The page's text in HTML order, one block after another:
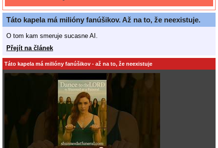
Táto kapela má milióny fanúšikov. Až na to, že neexistuje.
O tom kam smeruje sucasne AI.
Přejít na článek
Táto kapela má milióny fanúšikov - až na to, že neexistuje